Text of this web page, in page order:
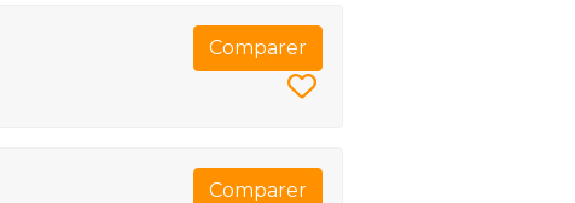
Comparer
Comparer